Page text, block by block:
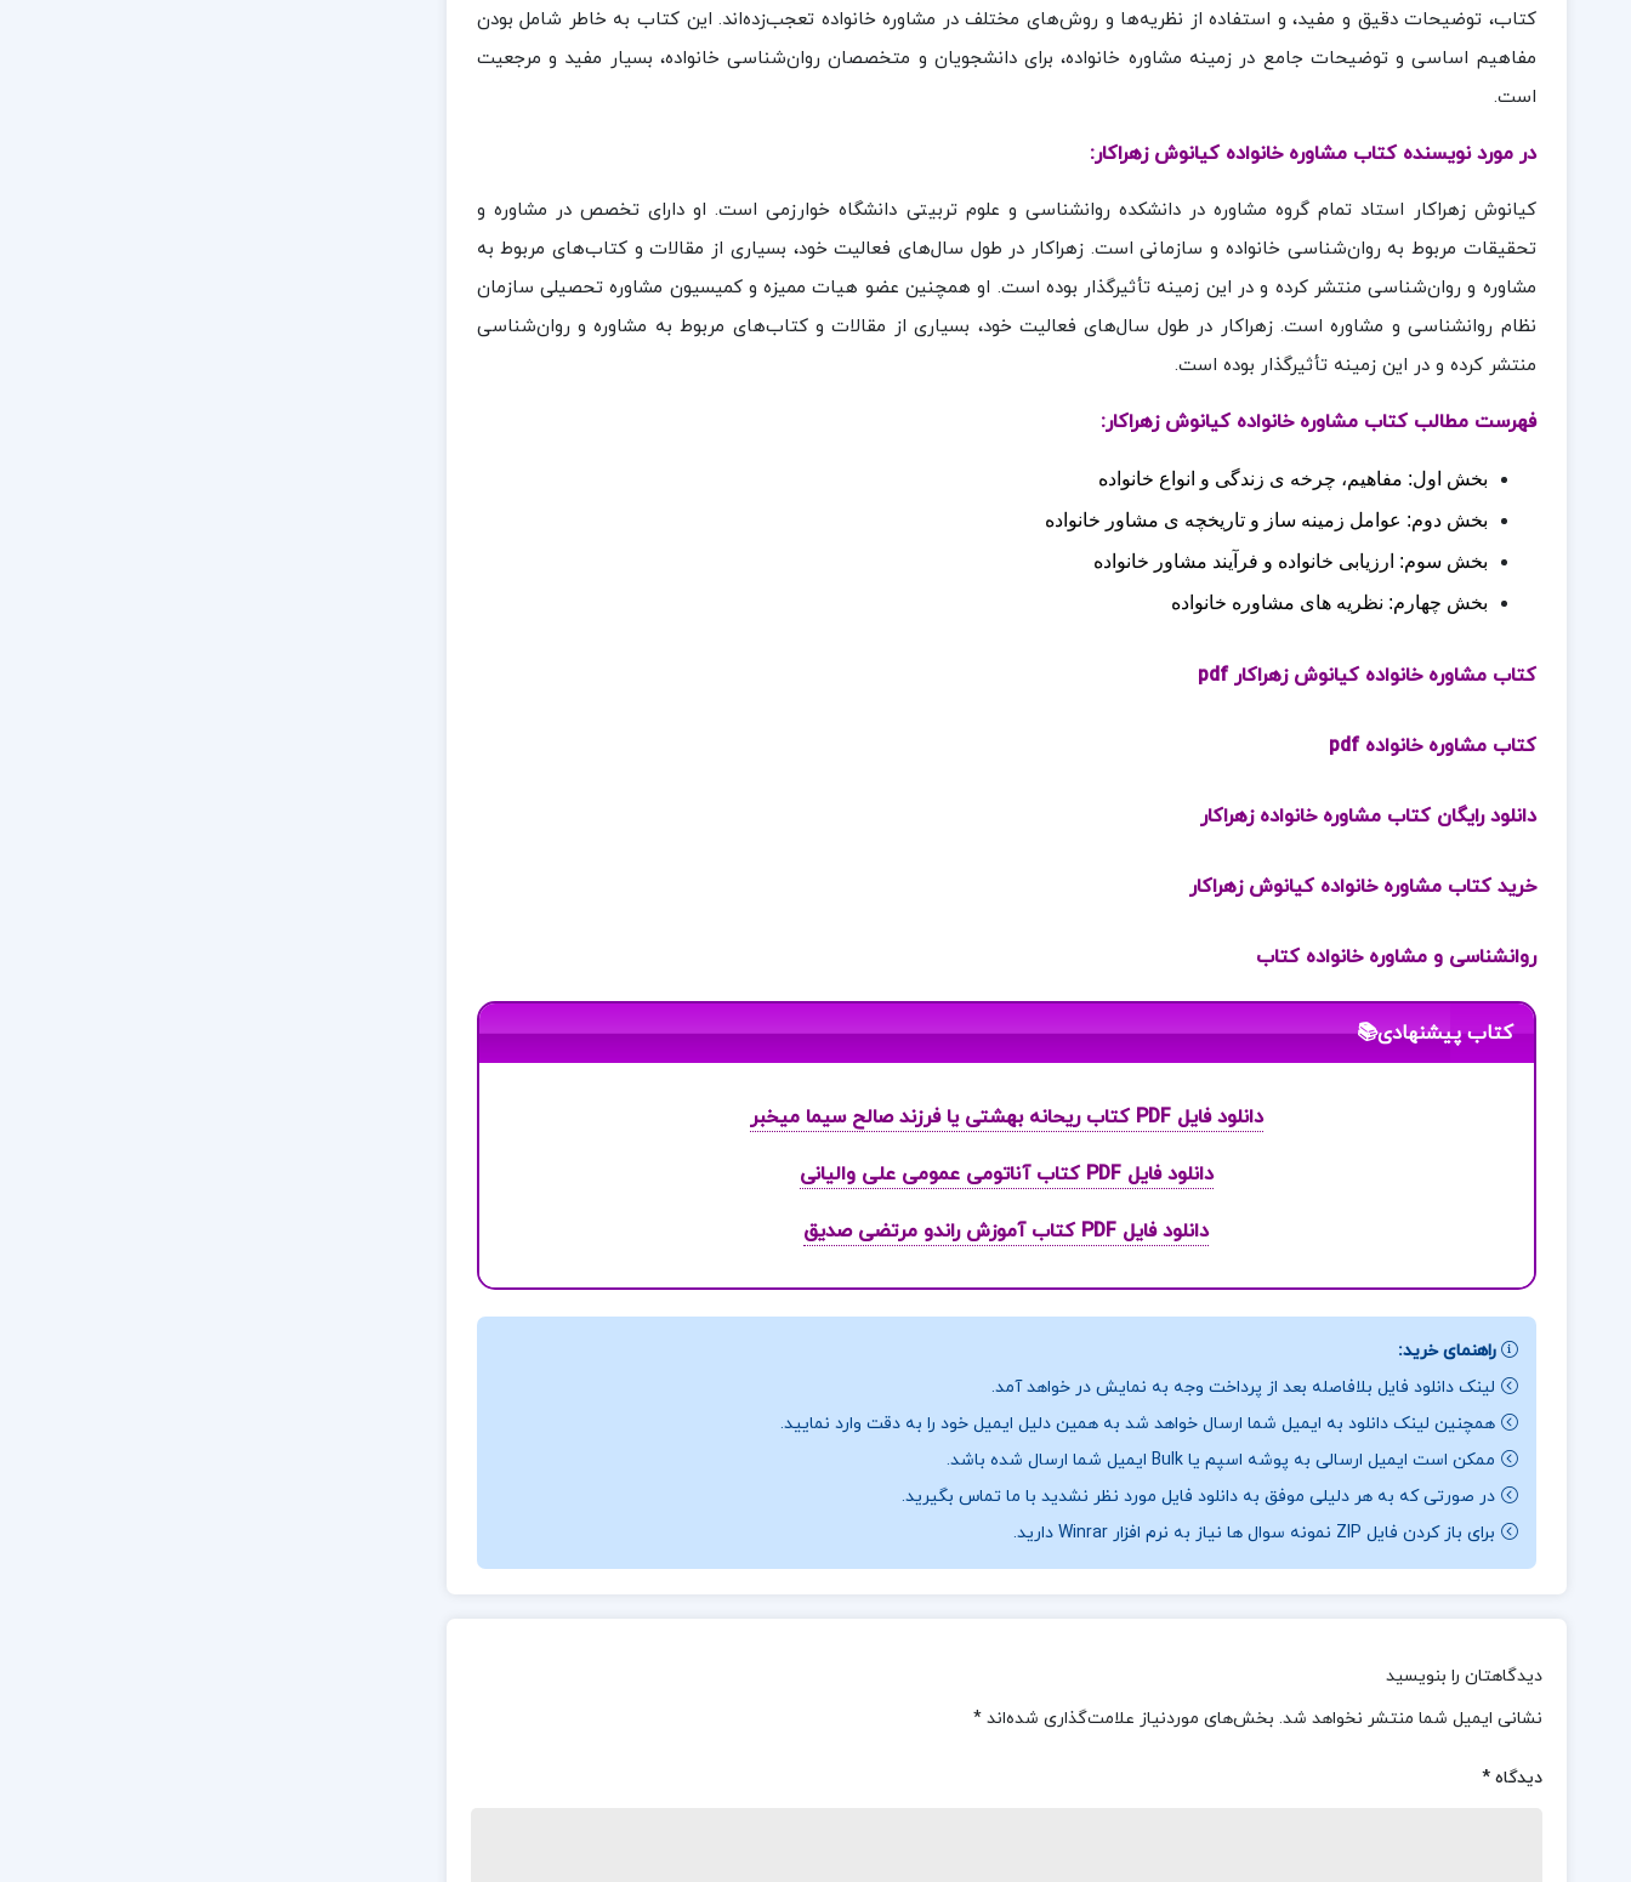
کتاب، توضیحات دقیق و مفید، و استفاده از نظریه‌ها و روش‌های مختلف در مشاوره خانواده تعجب‌زده‌اند. این کتاب به خاطر شامل بودن
مفاهیم اساسی و توضیحات جامع در زمینه مشاوره خانواده، برای دانشجویان و متخصصان روان‌شناسی خانواده، بسیار مفید و مرجعیت
است.
در مورد نویسنده کتاب مشاوره خانواده کیانوش زهراکار:
کیانوش زهراکار استاد تمام گروه مشاوره در دانشکده روانشناسی و علوم تربیتی دانشگاه خوارزمی است. او دارای تخصص در مشاوره و
تحقیقات مربوط به روان‌شناسی خانواده و سازمانی است. زهراکار در طول سال‌های فعالیت خود، بسیاری از مقالات و کتاب‌های مربوط به
مشاوره و روان‌شناسی منتشر کرده و در این زمینه تأثیرگذار بوده است. او همچنین عضو هیات ممیزه و کمیسیون مشاوره تحصیلی سازمان
نظام روانشناسی و مشاوره است. زهراکار در طول سال‌های فعالیت خود، بسیاری از مقالات و کتاب‌های مربوط به مشاوره و روان‌شناسی
منتشر کرده و در این زمینه تأثیرگذار بوده است.
فهرست مطالب کتاب مشاوره خانواده کیانوش زهراکار:
بخش اول: مفاهیم، چرخه ­ی زندگی و انواع خانواده
بخش دوم: عوامل زمینه ­ساز و تاریخچه­ ی مشاور خانواده
بخش سوم: ارزیابی خانواده و فرآیند مشاور خانواده
بخش چهارم: نظریه­ های مشاوره خانواده
کتاب مشاوره خانواده کیانوش زهراکار pdf
کتاب مشاوره خانواده pdf
دانلود رایگان کتاب مشاوره خانواده زهراکار
خرید کتاب مشاوره خانواده کیانوش زهراکار
روانشناسی و مشاوره خانواده کتاب
کتاب پیشنهادی📚
دانلود فایل PDF کتاب ریحانه بهشتی یا فرزند صالح سیما میخبر
دانلود فایل PDF کتاب آناتومی عمومی علی والیانی
دانلود فایل PDF کتاب آموزش راندو مرتضی صدیق
راهنمای خرید:
لینک دانلود فایل بلافاصله بعد از پرداخت وجه به نمایش در خواهد آمد.
همچنین لینک دانلود به ایمیل شما ارسال خواهد شد به همین دلیل ایمیل خود را به دقت وارد نمایید.
ممکن است ایمیل ارسالی به پوشه اسپم یا Bulk ایمیل شما ارسال شده باشد.
در صورتی که به هر دلیلی موفق به دانلود فایل مورد نظر نشدید با ما تماس بگیرید.
برای باز کردن فایل ZIP نمونه سوال ها نیاز به نرم افزار Winrar دارید.
دیدگاهتان را بنویسید
نشانی ایمیل شما منتشر نخواهد شد. بخش‌های موردنیاز علامت‌گذاری شده‌اند*
دیدگاه*